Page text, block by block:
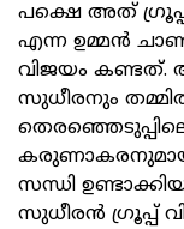
പക്ഷെ അത്
എന്ന ഉമ്മന്‍
വിജയം കണ്ടത്.
സുധീരനും
സന്ധി
സുധീരന്‍ ഗ്രൂപ്പ്